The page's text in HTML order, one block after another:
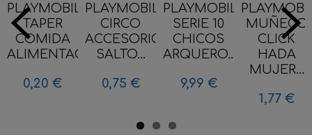
PLAYMOBIL
TAPER
COMIDA
ALIMENTACION
0,20 €
PLAYMOBIL
CIRCO
ACCESORIO
SALTO...
0,75 €
PLAYMOBIL
SERIE 10
CHICOS
ARQUERO...
9,99 €
MUÑECO
CLICK
HADA
MUJER...
1,77 €